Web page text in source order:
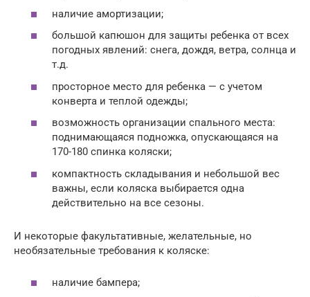
наличие амортизации;
большой капюшон для защиты ребенка от всех
погодных явлений: снега, дождя, ветра, солнца и
т.д.
просторное место для ребенка — с учетом
конверта и теплой одежды;
возможность организации спального места:
поднимающаяся подножка, опускающаяся на
170-180 спинка коляски;
компактность складывания и небольшой вес
важны, если коляска выбирается одна
действительно на все сезоны.
И некоторые факультативные, желательные, но
необязательные требования к коляске:
наличие бампера;